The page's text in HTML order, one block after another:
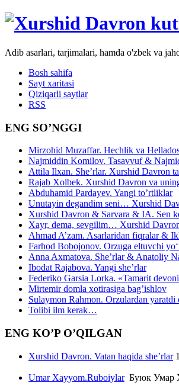
Adib asarlari, tarjimalari, hamda o'zbek va
Bosh sahifa
Sayt xaritasi
Qiziqarli saytlar
RSS
ENG SO’NGGI
Mirzohid Muzaffar. Hechlik va
Najmiddin Komilov. Tasavvuf &
Attila Ilxan. She’rlar. Xurshid Davron
Rajab Xolbek. Xurshid Davron va
Abduhamid Pardayev. Yangi to’rtliklar
Unutayin degandim seni… Xurshid
Xurshid Davron & Sarvara & IA. Sen
Xayr, dema, sevgilim… Xurshid
Ahmad A’zam. Asarlaridan fiqralar &
Farhod Bobojonov. Orzuga eltuvchi
Anna Axmatova. She’rlar & Anatoliy
Ibodat Rajabova. Yangi she’rlar
Federiko Garsia Lorka. «Tamarit
Mirtemir domla xotirasiga bag’ishlov
Sulaymon Rahmon. Orzulardan
Tolibi ilm kerak…
ENG KO’P O’QILGAN
Xurshid Davron. Vatan haqida she’rlar
Umar Xayyom.RuboiylarБуюк Умар